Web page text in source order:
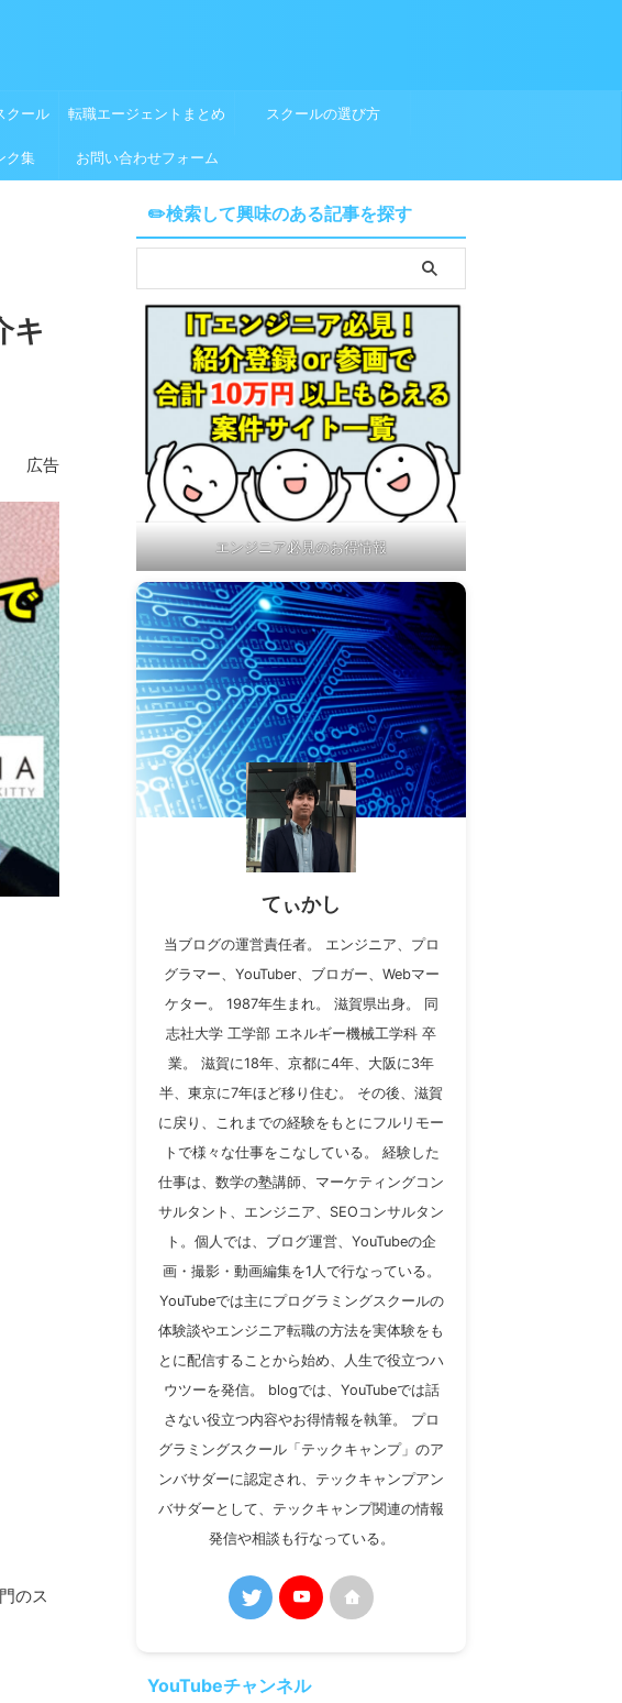
クール 転職エージェントまとめ スクールの選び方
ク集 お問い合わせフォーム
キ
広告
のス
✏️検索して興味のある記事を探す
エンジニア必見のお得情報
てぃかし
当ブログの運営責任者。 エンジニア、プロ
グラマー、YouTuber、ブロガー、Webマー
ケター。 1987年生まれ。 滋賀県出身。 同
志社大学 工学部 エネルギー機械工学科 卒
業。 滋賀に18年、京都に4年、大阪に3年
半、東京に7年ほど移り住む。 その後、滋賀
に戻り、これまでの経験をもとにフルリモー
トで様々な仕事をこなしている。 経験した
仕事は、数学の塾講師、マーケティングコン
サルタント、エンジニア、SEOコンサルタン
ト。個人では、ブログ運営、YouTubeの企
画・撮影・動画編集を1人で行なっている。
YouTubeでは主にプログラミングスクールの
体験談やエンジニア転職の方法を実体験をも
とに配信することから始め、人生で役立つハ
ウツーを発信。 blogでは、YouTubeでは話
さない役立つ内容やお得情報を執筆。 プロ
グラミングスクール「テックキャンプ」のア
ンバサダーに認定され、テックキャンプアン
バサダーとして、テックキャンプ関連の情報
発信や相談も行なっている。
YouTubeチャンネル